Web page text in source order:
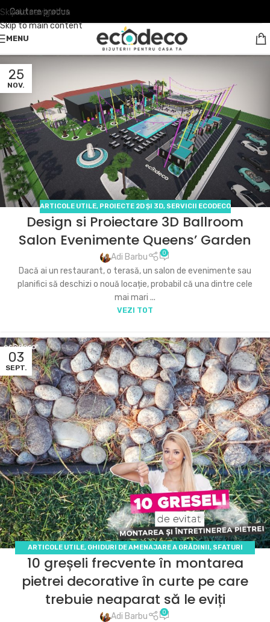
Skip to navigation
Skip to main content
MENU
25
NOV.
ARTICOLE UTILE, PROIECTE 2D ȘI 3D, SERVICII ECODECO
Design si Proiectare 3D Ballroom
Salon Evenimente Queens’ Garden
Adi Barbu 0
Dacă ai un restaurant, o terasă, un salon de evenimente sau
planifici să deschizi o nouă locație, probabil că una dintre cele
mai mari ...
VEZI TOT
03
SEPT.
ARTICOLE UTILE, GHIDURI DE AMENAJARE A GRĂDINII, SFATURI
PRACTICE ȘI DIY (DO IT YOURSELF)
10 greșeli frecvente în montarea
pietrei decorative în curte pe care
trebuie neaparat să le eviți
Adi Barbu 0